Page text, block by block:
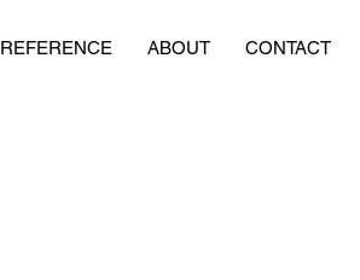
REFERENCE ABOUT CONTACT